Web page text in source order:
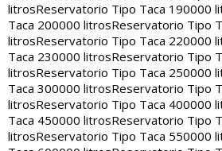
litrosReservatorio Tipo Taca 190000
Taca 200000 litrosReservatorio Tipo
litrosReservatorio Tipo Taca 220000
Taca 230000 litrosReservatorio Tipo
litrosReservatorio Tipo Taca 250000
Taca 300000 litrosReservatorio Tipo
litrosReservatorio Tipo Taca 400000
Taca 450000 litrosReservatorio Tipo
litrosReservatorio Tipo Taca 550000